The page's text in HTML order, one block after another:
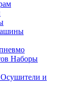
Наборы
Осушители и